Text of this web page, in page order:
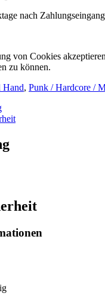
nach Zahlungseingang
von Cookies
zu können.
Hand, Punk / Hardcore /